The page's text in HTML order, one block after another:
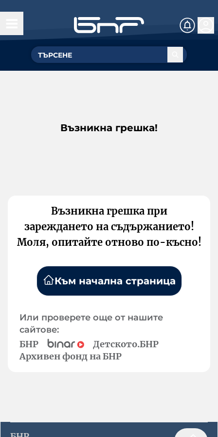
Възникна грешка!
Възникна грешка при
зареждането на съдържанието!
Моля, опитайте отново по-късно!
Към начална страница
Или проверете още от нашите
сайтове:
БНР
Детското.БНР
Архивен фонд на БНР